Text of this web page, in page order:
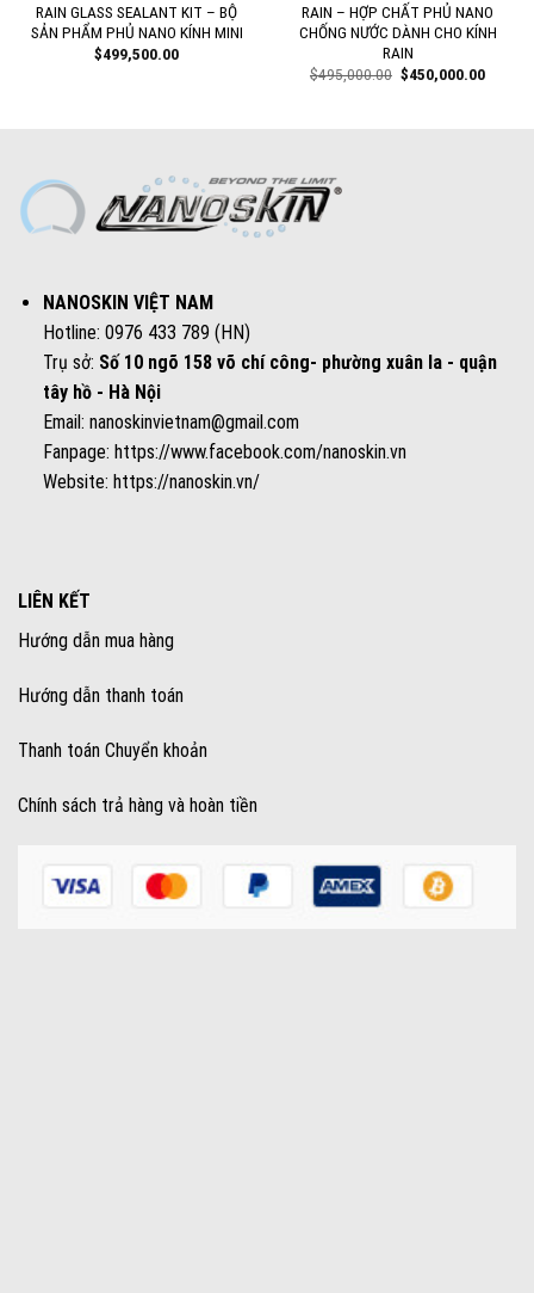
RAIN GLASS SEALANT KIT – BỘ
SẢN PHẨM PHỦ NANO KÍNH MINI
$499,500.00
RAIN – HỢP CHẤT PHỦ NANO
CHỐNG NƯỚC DÀNH CHO KÍNH
RAIN
$495,000.00 Original
$450,000.00Current
NANOSKIN VIỆT NAM
Hotline: 0976 433 789 (HN)
Trụ sở: Số 10 ngõ 158 võ chí công- phường xuân la - quận
tây hồ - Hà Nội
Email: nanoskinvietnam@gmail.com
Fanpage: https://www.facebook.com/nanoskin.vn
Website: https://nanoskin.vn/
LIÊN KẾT
Hướng dẫn mua hàng
Hướng dẫn thanh toán
Thanh toán Chuyển khoản
Chính sách trả hàng và hoàn tiền